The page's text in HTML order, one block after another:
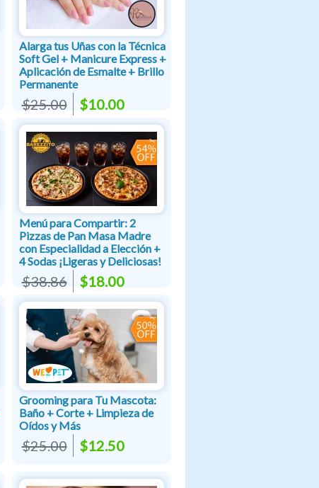
Alarga tus Uñas con la Técnica
Soft Gel + Manicure Express +
Aplicación de Esmalte + Brillo
Permanente
$25.00 $10.00
Menú para Compartir: 2
Pizzas de Pan Masa Madre
con Especialidad a Elección +
4 Sodas ¡Ligeras y Deliciosas!
$38.86 $18.00
Grooming para Tu Mascota:
Baño + Corte + Limpieza de
Oídos y Más
$25.00 $12.50